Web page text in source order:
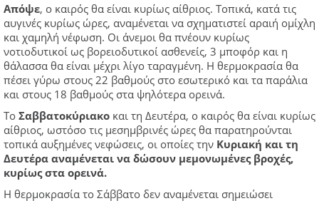
Απόψε, ο καιρός θα είναι κυρίως αίθριος. Τοπικά, κατά τις
αυγινές κυρίως ώρες, αναμένεται να σχηματιστεί αραιή ομίχλη
και χαμηλή νέφωση. Οι άνεμοι θα πνέουν κυρίως
νοτιοδυτικοί ως βορειοδυτικοί ασθενείς, 3 μποφόρ και η
θάλασσα θα είναι μέχρι λίγο ταραγμένη. Η θερμοκρασία θα
πέσει γύρω στους 22 βαθμούς στο εσωτερικό και τα παράλια
και στους 18 βαθμούς στα ψηλότερα ορεινά.
Το Σαββατοκύριακο και τη Δευτέρα, ο καιρός θα είναι κυρίως
αίθριος, ωστόσο τις μεσημβρινές ώρες θα παρατηρούνται
τοπικά αυξημένες νεφώσεις, οι οποίες την Κυριακή και τη
Δευτέρα αναμένεται να δώσουν μεμονωμένες βροχές,
κυρίως στα ορεινά.
Η θερμοκρασία το Σάββατο δεν αναμένεται σημειώσει